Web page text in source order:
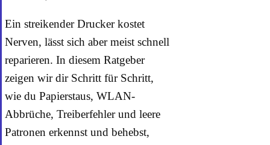
Ein streikender Drucker kostet
Nerven, lässt sich aber meist schnell
reparieren. In diesem Ratgeber
zeigen wir dir Schritt für Schritt,
wie du Papierstaus, WLAN-
Abbrüche, Treiberfehler und leere
Patronen erkennst und behebst,